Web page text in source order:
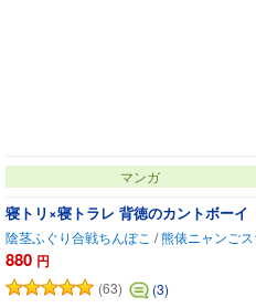
マンガ
寝トリ×寝トラレ 背徳のカントボーイ
陰茎ふぐり合戦ちんぽこ /熊俵ニャンご
880 円
(63) (3)
カートに追加